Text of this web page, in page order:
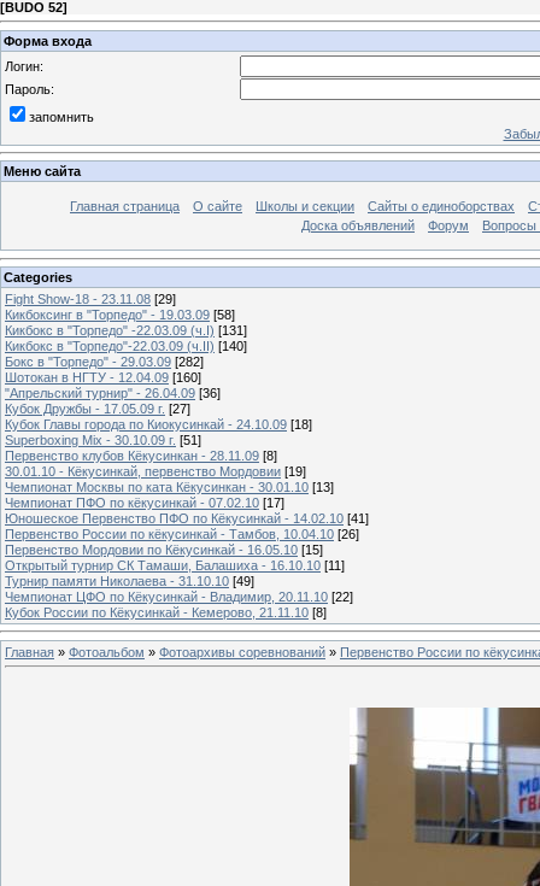
[BUDO 52]
Форма входа
Логин:
Пароль:
запомнить
Меню сайта
Главная страница О сайте Школы и секции Сайты о единоборствах
Доска объявлений
Форум Вопросы
Categories
Fight Show-18 - 23.11.08 [29]
Кикбоксинг в "Торпедо" - 19.03.09 [58]
Кикбокс в "Торпедо" -22.03.09 (ч.I) [131]
Кикбокс в "Торпедо"-22.03.09 (ч.II) [140]
Бокс в "Торпедо" - 29.03.09 [282]
Шотокан в НГТУ - 12.04.09 [160]
"Апрельский турнир" - 26.04.09 [36]
Кубок Дружбы - 17.05.09 г. [27]
Кубок Главы города по Киокусинкай - 24.10.09 [18]
Superboxing Mix - 30.10.09 г. [51]
Первенство клубов Кёкусинкан - 28.11.09 [8]
30.01.10 - Кёкусинкай, первенство Мордовии [19]
Чемпионат Москвы по ката Кёкусинкан - 30.01.10 [13]
Чемпионат ПФО по кёкусинкай - 07.02.10 [17]
Юношеское Первенство ПФО по Кёкусинкай - 14.02.10 [41]
Первенство России по кёкусинкай - Тамбов, 10.04.10 [26]
Первенство Мордовии по Кёкусинкай - 16.05.10 [15]
Открытый турнир СК Тамаши, Балашиха - 16.10.10 [11]
Турнир памяти Николаева - 31.10.10 [49]
Чемпионат ЦФО по Кёкусинкай - Владимир, 20.11.10 [22]
Кубок России по Кёкусинкай - Кемерово, 21.11.10 [8]
Главная » Фотоальбом » Фотоархивы соревнований » Первенство России по